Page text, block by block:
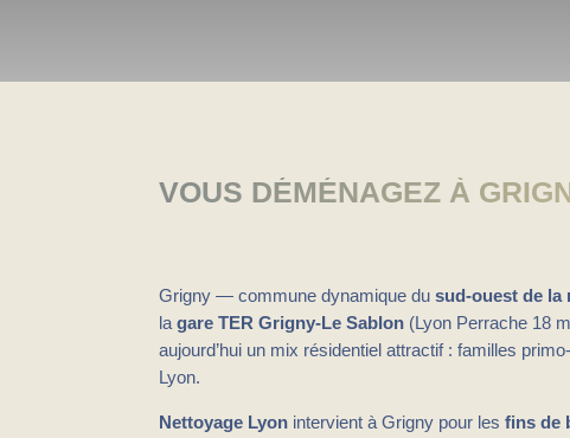
VOUS DÉMÉNAGEZ À
Grigny — commune dynamique dusud-ouest de la
lagare TER Grigny-Le Sablon (Lyon Perrache 18
aujourd’hui un mix résidentiel attractif : familles
Lyon.
Nettoyage Lyon intervient à Grigny pour lesfins de